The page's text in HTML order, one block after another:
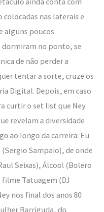
colocadas nas laterais e
alguns poucos
dormiram no ponto, se
de não perder a
tentar a sorte, cruze os
Digital. Depois, em caso
curtir o set list que Ney
revelam a diversidade
ao longo da carreira: Eu
Sampaio), de onde
Seixas), Álcool (Bolero
Tatuagem (DJ
nos final dos anos 80
Barriguda, do